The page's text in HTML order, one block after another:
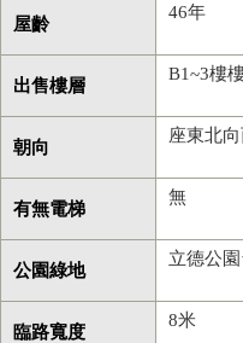
屋齡
46年
出售樓層
B1~3樓
朝向
座東北
有無電梯
無
公園綠地
立德公
臨路寬度
8米